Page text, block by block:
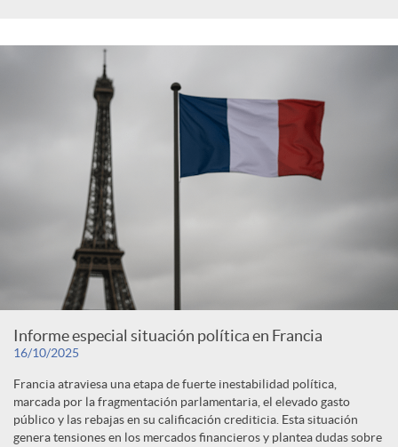
Informe especial situación política en Francia
16/10/2025
Francia atraviesa una etapa de fuerte inestabilidad política,
marcada por la fragmentación parlamentaria, el elevado gasto
público y las rebajas en su calificación crediticia. Esta situación
genera tensiones en los mercados financieros y plantea dudas sobre